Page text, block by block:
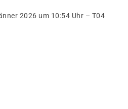
2026 um 10:54 Uhr – T04